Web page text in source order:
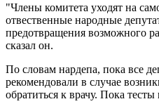
"Члены комитета уходят на
отвественные народные
предотвращения возможного
сказал он.
По словам нардепа, пока все
рекомендовали в случае
обратиться к врачу. Пока тесты